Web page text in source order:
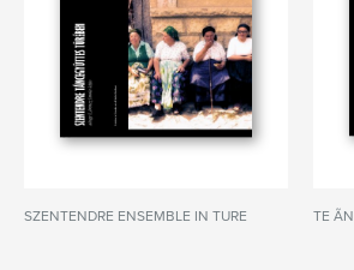
SZENTENDRE ENSEMBLE IN TURE TE ÃN